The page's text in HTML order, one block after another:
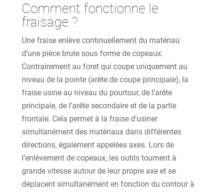
Comment fonctionne le
fraisage ?
Une fraise enlève continuellement du matériau
d’une pièce brute sous forme de copeaux.
Contrairement au foret qui coupe uniquement au
niveau de la pointe (arête de coupe principale), la
fraise usine au niveau du pourtour, de l’arête
principale, de l’arête secondaire et de la partie
frontale. Cela permet à la fraise d’usiner
simultanément des matériaux dans différentes
directions, également appelées axes. Lors de
l’enlèvement de copeaux, les outils tournent à
grande vitesse autour de leur propre axe et se
déplacent simultanément en fonction du contour à